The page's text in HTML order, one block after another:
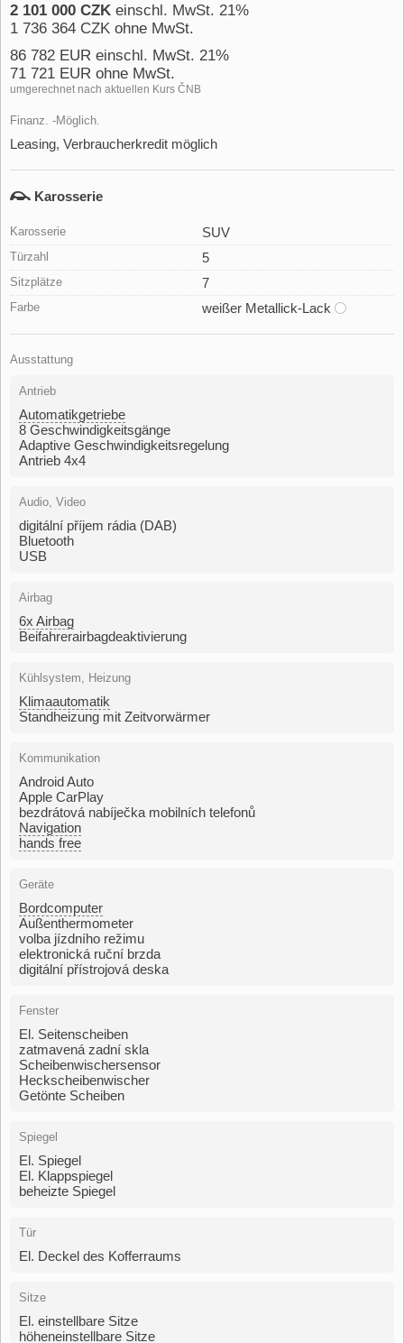
2 101 000 CZK einschl. MwSt. 21%
1 736 364 CZK ohne MwSt.
86 782 EUR einschl. MwSt. 21%
71 721 EUR ohne MwSt.
umgerechnet nach aktuellen Kurs ČNB
Finanz. -Möglich.
Leasing, Verbraucherkredit möglich
Karosserie
Karosserie SUV
Türzahl 5
Sitzplätze 7
Farbe weißer Metallick-Lack
Ausstattung
Antrieb
Automatikgetriebe
8 Geschwindigkeitsgänge
Adaptive Geschwindigkeitsregelung
Antrieb 4x4
Audio, Video
digitální příjem rádia (DAB)
Bluetooth
USB
Airbag
6x Airbag
Beifahrerairbagdeaktivierung
Kühlsystem, Heizung
Klimaautomatik
Standheizung mit Zeitvorwärmer
Kommunikation
Android Auto
Apple CarPlay
bezdrátová nabíječka mobilních telefonů
Navigation
hands free
Geräte
Bordcomputer
Außenthermometer
volba jízdního režimu
elektronická ruční brzda
digitální přístrojová deska
Fenster
El. Seitenscheiben
zatmavená zadní skla
Scheibenwischersensor
Heckscheibenwischer
Getönte Scheiben
Spiegel
El. Spiegel
El. Klappspiegel
beheizte Spiegel
Tür
El. Deckel des Kofferraums
Sitze
El. einstellbare Sitze
höheneinstellbare Sitze